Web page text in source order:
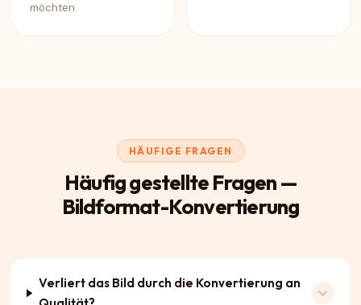
möchten.
HÄUFIGE FRAGEN
Häufig gestellte Fragen —
Bildformat-Konvertierung
Verliert das Bild durch die Konvertierung an